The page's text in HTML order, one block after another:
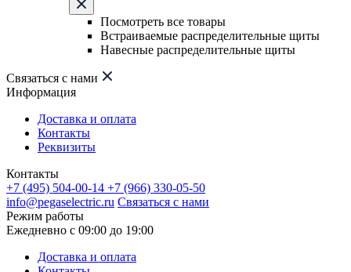
Посмотреть все товары
Встраиваемые распределительные щиты
Навесные распределительные щиты
Связаться с нами
Информация
Доставка и оплата
Контакты
Реквизиты
Контакты
+7 (495) 504-00-14 +7 (966) 330-05-50
info@pegaselectric.ru Связаться с нами
Режим работы
Ежедневно с 09:00 до 19:00
Доставка и оплата